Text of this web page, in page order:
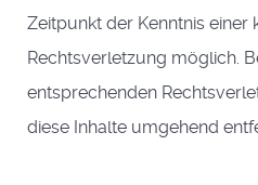
Zeitpunkt der Kenntnis einer
Rechtsverletzung möglich.
entsprechenden
diese Inhalte umgehend